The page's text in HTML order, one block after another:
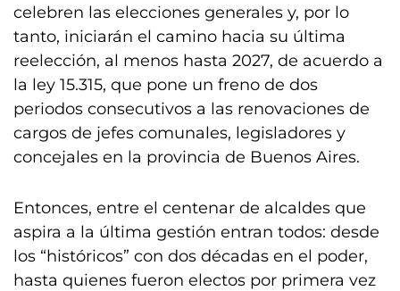
celebren las elecciones generales y, por lo
tanto, iniciarán el camino hacia su última
reelección, al menos hasta 2027, de acuerdo a
la ley 15.315, que pone un freno de dos
periodos consecutivos a las renovaciones de
cargos de jefes comunales, legisladores y
concejales en la provincia de Buenos Aires.
Entonces, entre el centenar de alcaldes que
aspira a la última gestión entran todos: desde
los “históricos” con dos décadas en el poder,
hasta quienes fueron electos por primera vez